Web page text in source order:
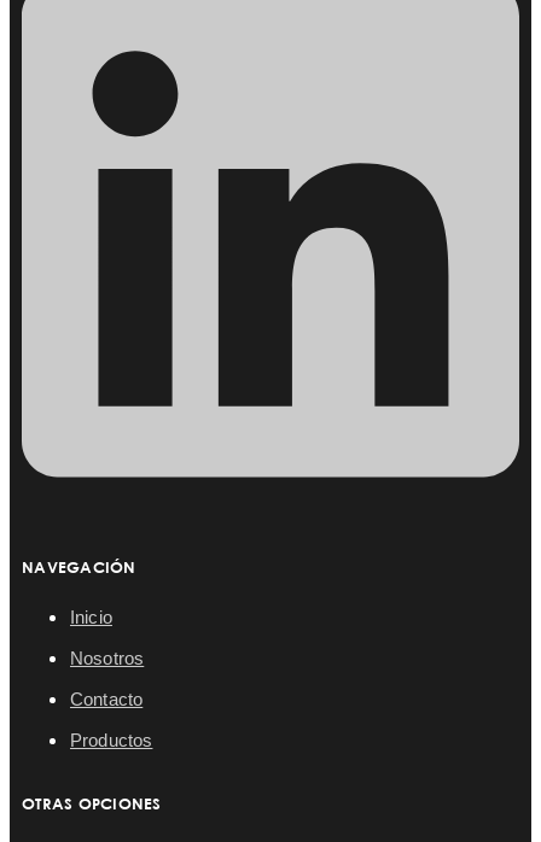
NAVEGACIÓN
Inicio
Nosotros
Contacto
Productos
OTRAS OPCIONES